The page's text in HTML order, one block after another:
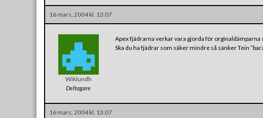
16 mars, 2004 kl. 13:07
Wiklundh
Deltagare
Apex fjädrarna verkar vara gjorda för orginaldämparna
Ska du ha fjädrar som säker mindre så sänker Tein
16 mars, 2004 kl. 13:07